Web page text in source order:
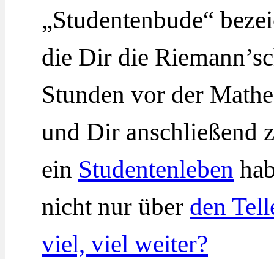
„Studentenbude“
die Dir die
Stunden vor der
und Dir anschließend
ein Studentenleben
nicht nur über den
viel, viel weiter?